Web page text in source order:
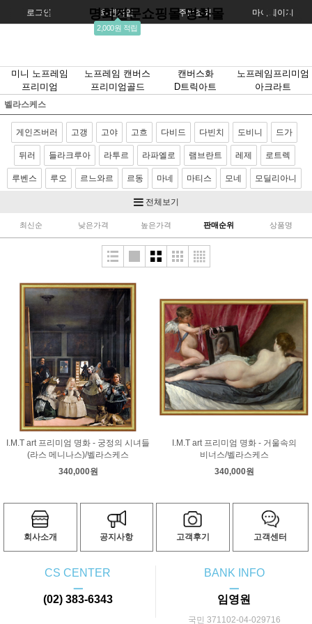
로그인 회원가입
2,000원 적립
주문조회 마이페이지
명화전문쇼핑몰 명화몰
미니 노프레임 노프레임 캔버스 캔버스화
노프레임프리미엄
프리미엄
프리미엄골드 D트릭아트 아크라트
벨라스케스
게인즈버러 고갱 고야 고흐 다비드 다빈치 도비니 드가
뒤러 들라크루아 라투르 라파엘로 램브란트 레제 로트렉
루벤스 루오 르느와르 르동 마네 마티스 모네 모딜리아니
미켈란젤로
벨라스케스 보티첼리 부셰 브론치노 브뢰겔 사전트
소로야 쇠라 스텁스 시냑
에곤쉴레 엘그레코 와토
카날레토 카라바죠 카바넬
컨스터블 코로 코트 클레 클림트 터너 티쏘
티치아노 팡탱 라투르 푸생 프라고나르 프리드리히 피사로
하예츠 호머 호베마 호쿠사이 기타 화가
전체보기
최신순 낮은가격 높은가격 판매순위 상품명
I.M.T art 프리미엄 명화 - 궁정의 시녀들
(라스 메니나스)/벨라스케스
340,000원
I.M.T art 프리미엄 명화 - 거울속의
비너스/벨라스케스
340,000원
회사소개 공지사항 고객후기 고객센터
CS CENTER
ㅡ
(02) 383-6343
BANK INFO
ㅡ
임영원
국민 371102-04-029716